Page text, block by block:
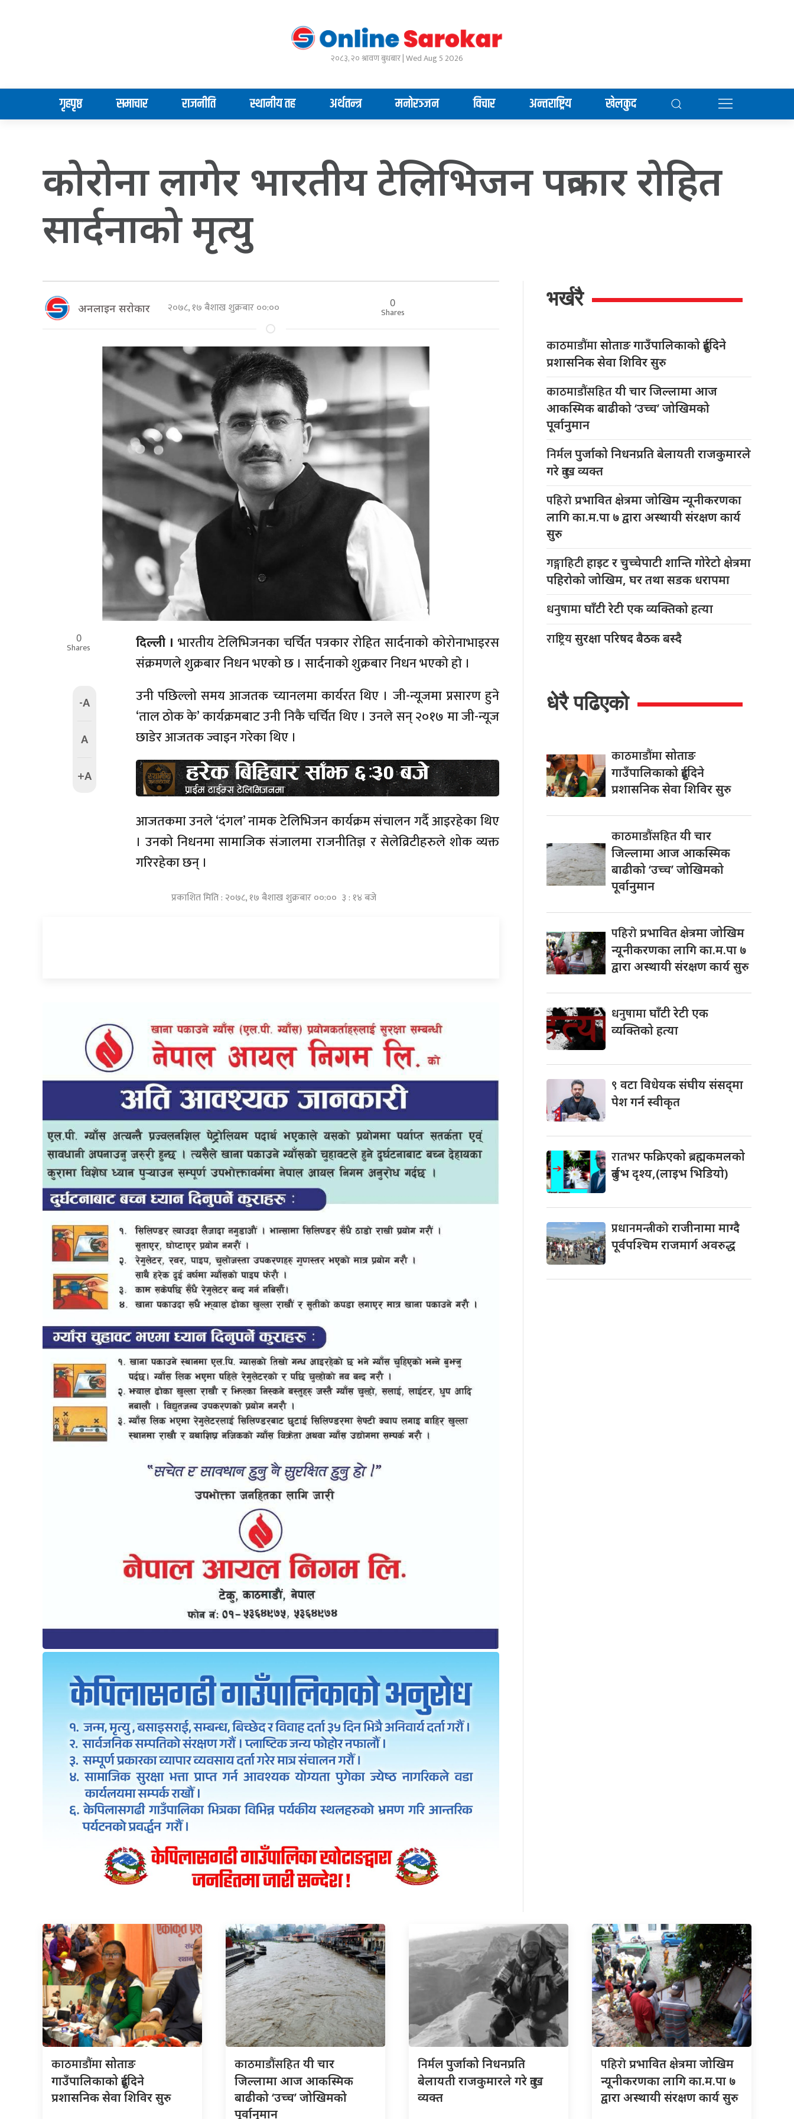
२०८३, २० श्रावण बुधबार | Wed Aug 5 2026
गृहपृष्ठ समाचार राजनीति स्थानीय तह अर्थतन्त्र मनोरञ्जन विचार अन्तराष्ट्रिय खेलकुद
कोरोना लागेर भारतीय टेलिभिजन पत्रकार रोहित
सार्दनाको मृत्यु
अनलाइन सराेकार २०७८, १७ बैशाख शुक्रबार ००:०० 0
Shares
0
Shares
-A
A
+A
दिल्ली । भारतीय टेलिभिजनका चर्चित पत्रकार रोहित सार्दनाको कोरोनाभाइरस
संक्रमणले शुक्रबार निधन भएको छ । सार्दनाको शुक्रबार निधन भएकाे हाे ।
उनी पछिल्लो समय आजतक च्यानलमा कार्यरत थिए । जी-न्यूजमा प्रसारण हुने
‘ताल ठोक के’ कार्यक्रमबाट उनी निकै चर्चित थिए । उनले सन् २०१७ मा जी-न्यूज
छाडेर आजतक ज्वाइन गरेका थिए ।
आजतकमा उनले ‘दंगल’ नामक टेलिभिजन कार्यक्रम संचालन गर्दै आइरहेका थिए
। उनको निधनमा सामाजिक संजालमा राजनीतिज्ञ र सेलेव्रिटीहरुले शोक व्यक्त
गरिरहेका छन् ।
प्रकाशित मिति : २०७८, १७ बैशाख शुक्रबार ००:०० ३ : १४ बजे
भर्खरै
काठमाडौंमासोताङ गाउँपालिकाको दुईदिने
प्रशासनिक सेवा शिविर सुरु
काठमाडौंसहितयी चार जिल्लामा आज
आकस्मिक बाढीको ‘उच्च’ जोखिमको
पूर्वानुमान
निर्मलपुर्जाको निधनप्रति बेलायती राजकुमारले
गरे दुःख व्यक्त
पहिरोप्रभावित क्षेत्रमा जोखिम न्यूनीकरणका
लागि का.म.पा ७ द्वारा अस्थायी संरक्षण कार्य
सुरु
गङ्गाहिटीहाइट र चुच्चेपाटी शान्ति गोरेटो क्षेत्रमा
पहिरोको जोखिम, घर तथा सडक धरापमा
धनुषामाघाँटी रेटी एक व्यक्तिको हत्या
राष्ट्रियसुरक्षा परिषद बैठक बस्दै
धेरै पढिएको
काठमाडौंमासोताङ
गाउँपालिकाको दुईदिने
प्रशासनिक सेवा शिविर सुरु
काठमाडौंसहितयी चार
जिल्लामा आज आकस्मिक
बाढीको ‘उच्च’ जोखिमको
पूर्वानुमान
पहिरोप्रभावित क्षेत्रमा जोखिम
न्यूनीकरणका लागि का.म.पा ७
द्वारा अस्थायी संरक्षण कार्य सुरु
धनुषामाघाँटी रेटी एक
व्यक्तिको हत्या
९वटा विधेयक संघीय संसद्‌मा
पेश गर्न स्वीकृत
रातभरफक्रिएको ब्रह्मकमलको
दुर्लभ दृश्य,(लाइभ भिडियो)
प्रधानमन्त्रीकोराजीनामा माग्दै
पूर्वपश्चिम राजमार्ग अवरुद्ध
काठमाडौंमासोताङ
गाउँपालिकाको दुईदिने
प्रशासनिक सेवा शिविर सुरु
काठमाडौंसहितयी चार
जिल्लामा आज आकस्मिक
बाढीको ‘उच्च’ जोखिमको
पूर्वानुमान
निर्मलपुर्जाको निधनप्रति
बेलायती राजकुमारले गरे दुःख
व्यक्त
पहिरोप्रभावित क्षेत्रमा जोखिम
न्यूनीकरणका लागि का.म.पा ७
द्वारा अस्थायी संरक्षण कार्य सुरु